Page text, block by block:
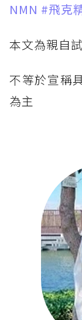
NMN #飛克
本文為親自
不等於宣稱
為主